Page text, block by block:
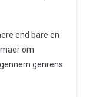
end bare en
om
genrens